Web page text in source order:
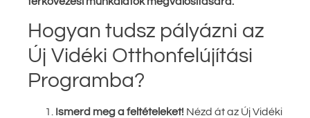
Hogyan tudsz pályázni az
Új Vidéki Otthonfelújítási
Programba?
Ismerd meg a feltételeket! Nézd át az Új Vidéki